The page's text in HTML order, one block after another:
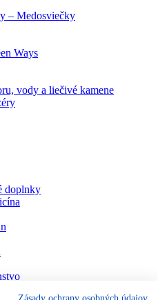
– Medosviečky
Ways
vody a liečivé kamene
doplnky